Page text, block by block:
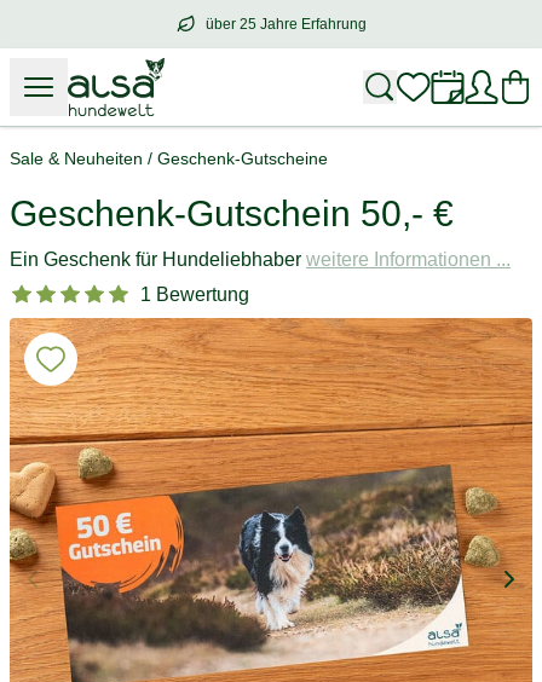
über 25 Jahre Erfahrung
über25 Jahre Erfahrung
Sale & Neuheiten / Geschenk-Gutscheine
Geschenk-Gutschein 50,- €
Ein Geschenk für Hundeliebhaber weitere Informationen ...
1 Bewertung